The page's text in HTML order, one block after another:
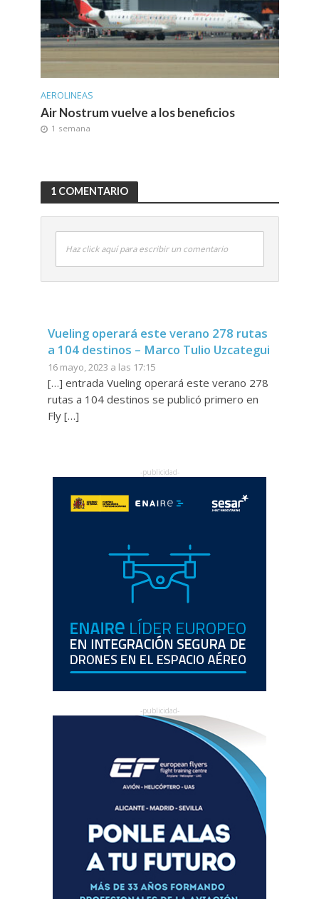
AEROLINEAS
Air Nostrum vuelve a los beneficios
1 semana
1 COMENTARIO
Haz click aquí para escribir un comentario
Vueling operará este verano 278 rutas
a 104 destinos – Marco Tulio Uzcategui
16 mayo, 2023 a las 17:15
[…] entrada Vueling operará este verano 278
rutas a 104 destinos se publicó primero en
Fly […]